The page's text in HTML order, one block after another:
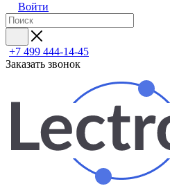
Войти
+7 499 444-14-45
Заказать звонок